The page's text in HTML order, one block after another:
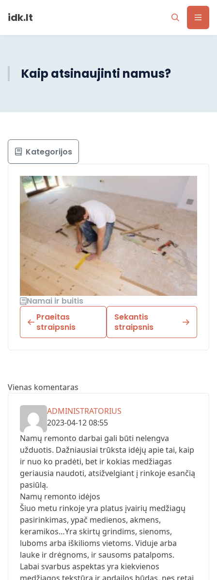
idk.lt
Kaip atsinaujinti namus?
Namai ir buitis
Praeitas
straipsnis
Sekantis
straipsnis
Vienas komentaras
ADMINISTRATORIUS
2023-04-12 08:55
Namų remonto darbai gali būti nelengva
užduotis. Dažniausiai trūksta idėjų apie tai, kaip
ir nuo ko pradėti, bet ir kokias medžiagas
geriausia naudoti, atsižvelgiant į rinkoje esančią
pasiūlą.
Namų remonto idėjos
Šiuo metu rinkoje yra platus įvairių medžiagų
pasirinkimas, ypač medienos, akmens,
keramikos…Yra skirtų grindims, sienoms,
luboms arba iškilioms vietoms. Viduje arba
lauke ir drėgnoms, ir sausoms patalpoms.
Labai svarbus aspektas yra kiekvienos
Kategorijos